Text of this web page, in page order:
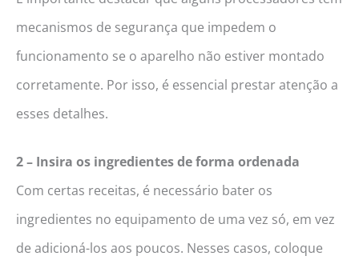
mecanismos de segurança que impedem o
funcionamento se o aparelho não estiver montado
corretamente. Por isso, é essencial prestar atenção a
esses detalhes.
2 – Insira os ingredientes de forma ordenada
Com certas receitas, é necessário bater os
ingredientes no equipamento de uma vez só, em vez
de adicioná-los aos poucos. Nesses casos, coloque